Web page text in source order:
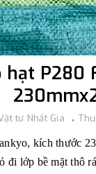
hạt P280
tư Nhất Gia
kích thước
lớp bề mặt thô